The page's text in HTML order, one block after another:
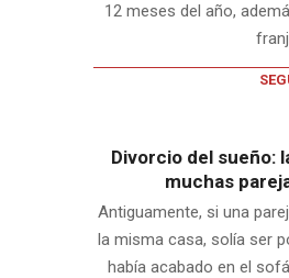
12 meses del año,
Divorcio del sueño:
muchas
Antiguamente, si una
la misma casa, solía ser
había acabado en el